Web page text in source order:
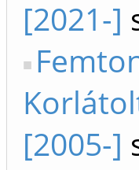
[2021-]
[2005-]